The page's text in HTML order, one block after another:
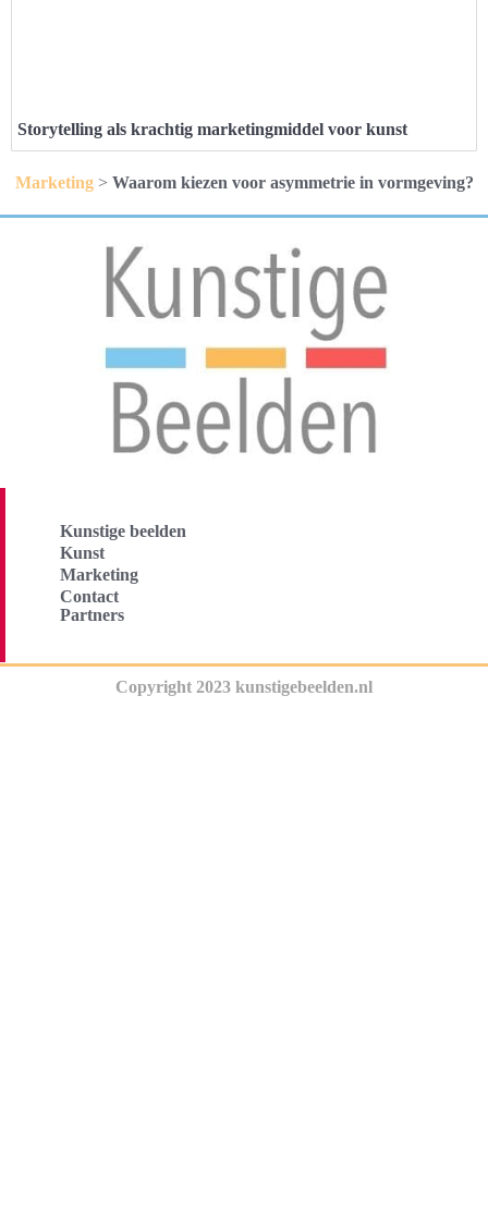
Storytelling als krachtig marketingmiddel voor kunst
Marketing> Waarom kiezen voor asymmetrie in vormgeving?
Kunstige beelden
Kunst
Marketing
Contact
Partners
Copyright 2023 kunstigebeelden.nl